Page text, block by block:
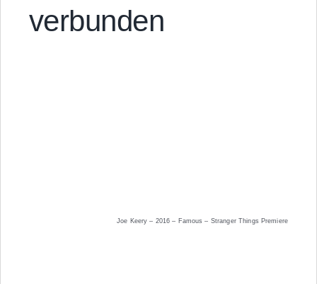
verbunden
Joe Keery – 2016 – Famous – Stranger Things Premiere